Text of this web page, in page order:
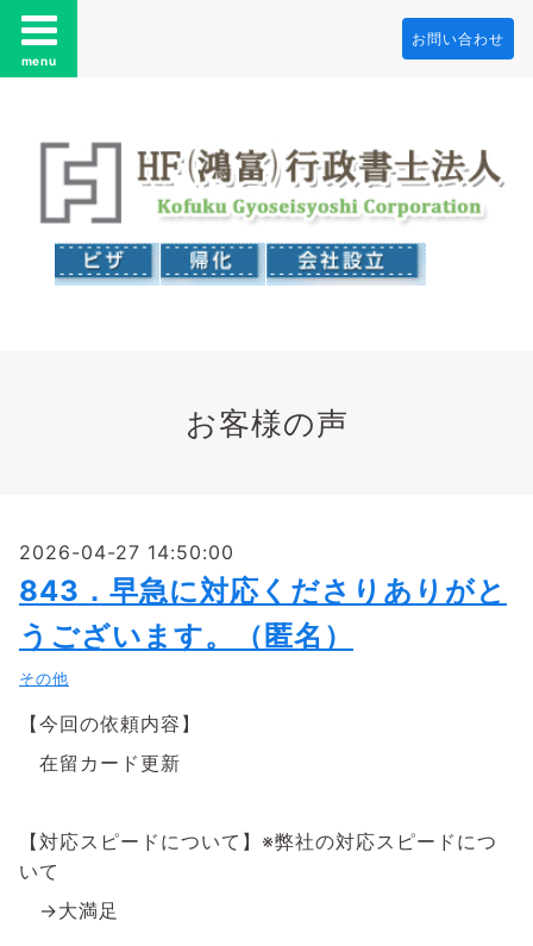
menu
お問い合わせ
お客様の声
2026-04-27 14:50:00
843．早急に対応くださりありがと
うございます。（匿名）
その他
【今回の依頼内容】
在留カード更新
【対応スピードについて】※弊社の対応スピードにつ
いて
→大満足